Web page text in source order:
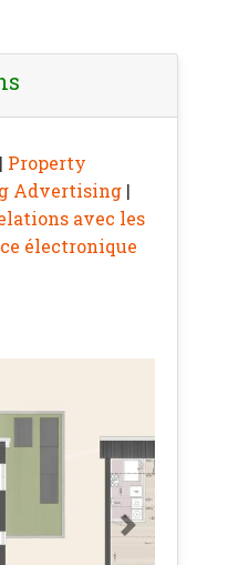
| Property
Advertising |
avec les
électronique
Next